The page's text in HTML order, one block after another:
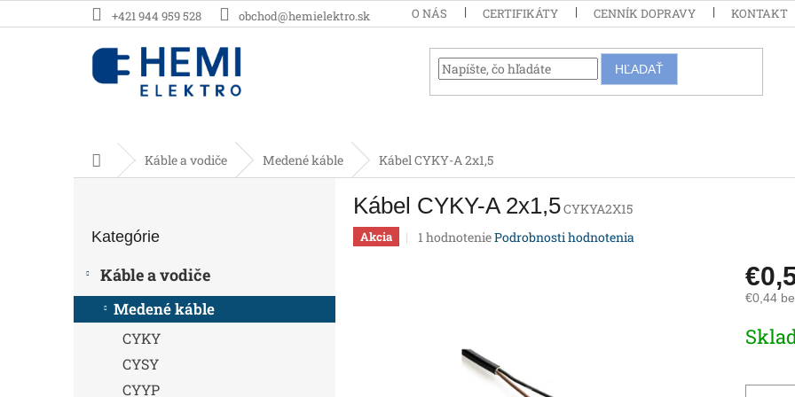
na
+421 944 959 528 obchod@hemielektro.sk O NÁS CERTIFIKÁTY CENNÍK DOPRAVY KONTAKT
HĽADAŤ
DomovKáble a vodiče Medené káble Kábel CYKY-A 2x1,5
n
kategórie
Kategórie
Káble a vodiče
Medené káble
CYKY
CYSY
CYYP
Kábel CYKY-A 2x1,5CYKYA2X15
Akcia
Priemerné
hviezdičiek.
1 hodnoteniePodrobnosti hodnotenia
€0,44
cena: